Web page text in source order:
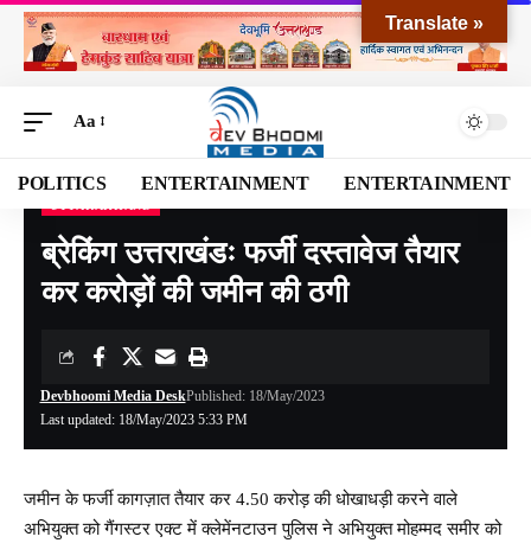
Aa
POLITICS ENTERTAINMENT ENTERTAINMENT
Devbhoomi Media>Blog>NATIONAL>UTTARAKHAND> ब्रेकिंग उत्तराखंडः फर्जी दस्तावेज तैयार कर करोड़ों की जमीन की ठगी
ब्रेकिंग उत्तराखंडः फर्जी दस्तावेज तैयार
कर करोड़ों की जमीन की ठगी
Last updated: 18/May/2023 5:33 PM
Devbhoomi Media DeskPublished: 18/May/2023
जमीन के फर्जी कागज़ात तैयार कर 4.50 करोड़ की धोखाधड़ी करने वाले
अभियुक्त को गैंगस्टर एक्ट में क्लेमेंनटाउन पुलिस ने अभियुक्त मोहम्मद समीर को
Translate »